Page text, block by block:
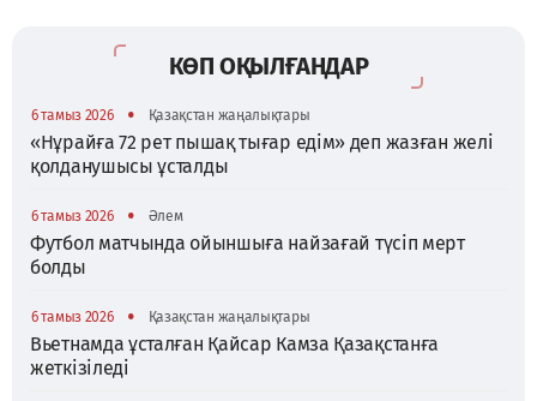
КӨП ОҚЫЛҒАНДАР
6 тамыз 2026 • Қазақстан жаңалықтары
«Нұрайға 72 рет пышақ тығар едім» деп жазған желі
қолданушысы ұсталды
6 тамыз 2026 • Әлем
Футбол матчында ойыншыға найзағай түсіп мерт
болды
6 тамыз 2026 • Қазақстан жаңалықтары
Вьетнамда ұсталған Қайсар Камза Қазақстанға
жеткізіледі